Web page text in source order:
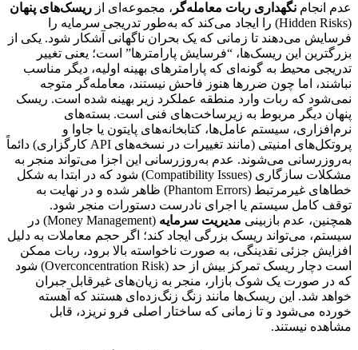
عدم انجام نگهداری ربات معامله‌گر ، مجموعه‌ای از ریسک‌های پنهان
(Hidden Risks) را ایجاد می‌کند که به‌طور تدریجی سرمایه را
فرسایش می‌دهند تا زمانی که یک بحران ناگهانی آشکار شود. یکی از
بزرگترین این ریسک‌ها، “فرسایش پارامترها” است؛ یعنی تغییر
تدریجی محیط به گونه‌ای که پارامترهای بهینه اولیه، دیگر مناسب
نباشند، اما چون ضررها هنوز فاحش نیستند، معامله‌گر متوجه
نمی‌شود که ربات وارد منطقه عملکرد زیر بهینه شده است. ریسک
پنهان دیگر مربوط به زیرساخت‌های فنی است. بسته‌های
نرم‌افزاری، سیستم عامل‌ها، کتابخانه‌های پایتون یا جاوا و
پروتکل‌های امنیتی (مانند تغییرات در نسخه‌های API کارگزاری) دائماً
به‌روزرسانی می‌شوند. عدم به‌روزرسانی این اجزا می‌تواند منجر به
مشکلات سازگاری (Compatibility Issues) شود که در ابتدا به شکل
خطاهای غیرمرتبط (Phantom Errors) ظاهر شده و در نهایت به
توقف کامل سیستم یا اجرای نادرست دستورات منجر شود.
همچنین، عدم بازبینی مدیریت سرمایه
(Money Management) در
سیستم، می‌تواند ریسک بزرگی ایجاد کند؛ اگر حجم معاملات به دلیل
افزایش جزئی نقدینگی، به صورت ناخواسته بالا برود، ربات ممکن
است دچار ریسک تمرکز بیش از حد (Overconcentration Risk) شود
که در صورت یک شوک بازار، منجر به زیان‌های غیرقابل جبران
خواهد شد. این ریسک‌ها مانند زنگ زنگ‌زده‌ای هستند که آهسته
خورده می‌شود و تا زمانی که ساختار اصلی فرو نریزد، قابل
مشاهده نیستند.